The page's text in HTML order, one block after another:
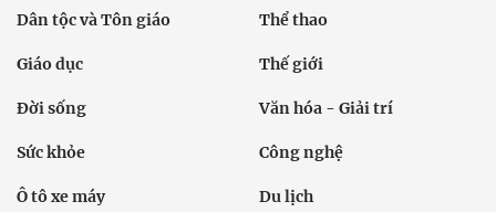
Dân tộc và Tôn giáo Thể thao
Giáo dục Thế giới
Đời sống Văn hóa - Giải trí
Sức khỏe Công nghệ
Ô tô xe máy Du lịch